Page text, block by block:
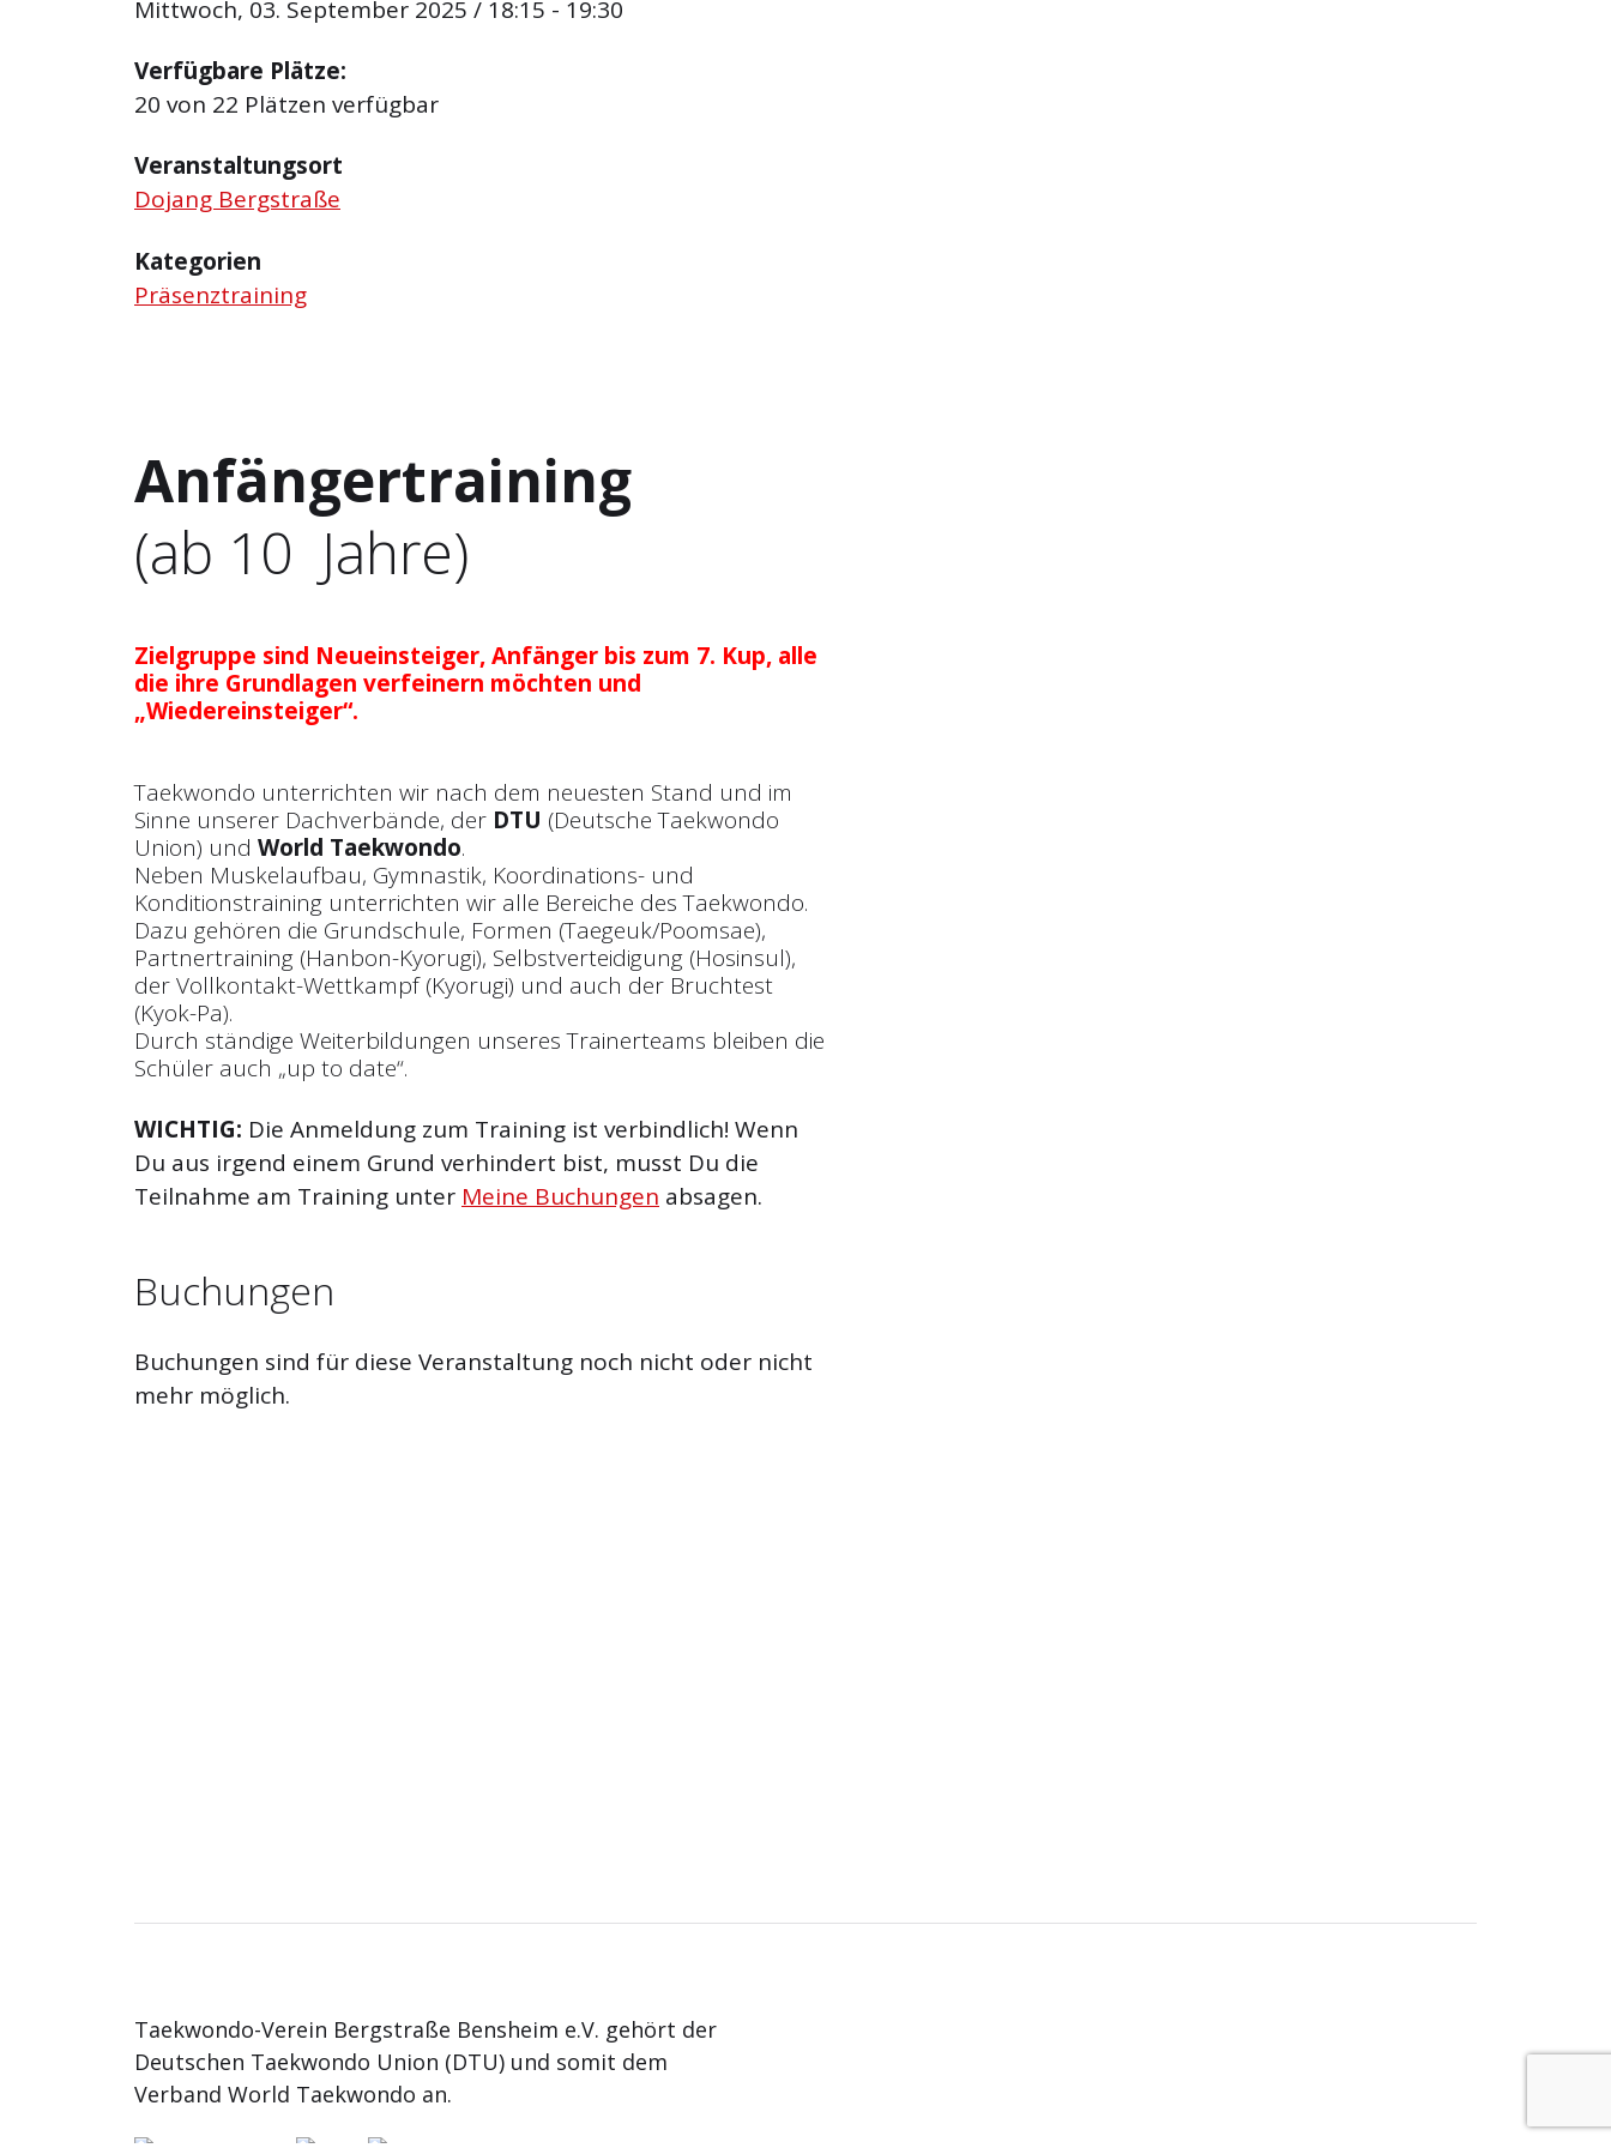
Mittwoch, 03. September 2025 / 18:15 - 19:30
Verfügbare Plätze:
20 von 22 Plätzen verfügbar
Veranstaltungsort
Dojang Bergstraße
Kategorien
Präsenztraining
Anfängertraining
(ab 10 Jahre)
Zielgruppe sind Neueinsteiger, Anfänger bis zum 7. Kup, alle
die ihre Grundlagen verfeinern möchten und
„Wiedereinsteiger“.
Taekwondo unterrichten wir nach dem neuesten Stand und im
Sinne unserer Dachverbände, der DTU (Deutsche Taekwondo
Union) und World Taekwondo.
Neben Muskelaufbau, Gymnastik, Koordinations- und
Konditionstraining unterrichten wir alle Bereiche des Taekwondo.
Dazu gehören die Grundschule, Formen (Taegeuk/Poomsae),
Partnertraining (Hanbon-Kyorugi), Selbstverteidigung (Hosinsul),
der Vollkontakt-Wettkampf (Kyorugi) und auch der Bruchtest
(Kyok-Pa).
Durch ständige Weiterbildungen unseres Trainerteams bleiben die
Schüler auch „up to date“.
WICHTIG: Die Anmeldung zum Training ist verbindlich! Wenn
Du aus irgend einem Grund verhindert bist, musst Du die
Teilnahme am Training unter Meine Buchungen absagen.
Buchungen
Buchungen sind für diese Veranstaltung noch nicht oder nicht
mehr möglich.
Taekwondo-Verein Bergstraße Bensheim e.V. gehört der
Deutschen Taekwondo Union (DTU) und somit dem
Verband World Taekwondo an.